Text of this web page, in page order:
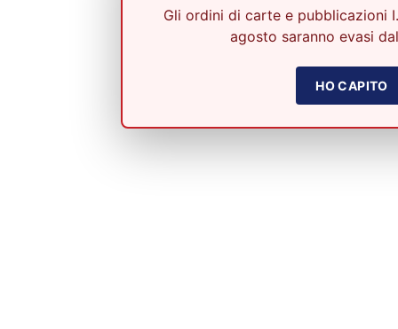
Gli ordini di carte e pubblicazioni
agosto saranno evasi
HO CAPITO